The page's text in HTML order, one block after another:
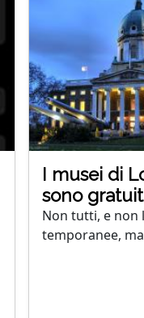
I musei di
sono
Non tutti, e non
temporanee,